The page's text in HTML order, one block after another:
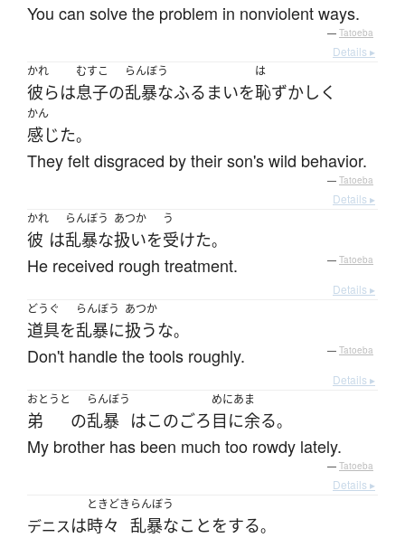
You can solve the problem in nonviolent ways.
— Tatoeba
Details ▸
かれ
彼らは
むすこ
息子の
らんぼう
乱暴なふるまいを
は
恥ずかしく
かん
感じた。
They felt disgraced by their son's wild behavior.
— Tatoeba
Details ▸
かれ
彼 は
らんぼう
乱暴な
あつか
扱いを
う
受けた。
He received rough treatment. — Tatoeba
Details ▸
どうぐ
道具を
らんぼう
乱暴に
あつか
扱うな。
Don't handle the tools roughly. — Tatoeba
Details ▸
おとうと
弟 の
らんぼう
乱暴 はこのごろ
めにあま
目に余る。
My brother has been much too rowdy lately.
— Tatoeba
Details ▸
デニスは
ときどき
時々
らんぼう
乱暴なことをする。